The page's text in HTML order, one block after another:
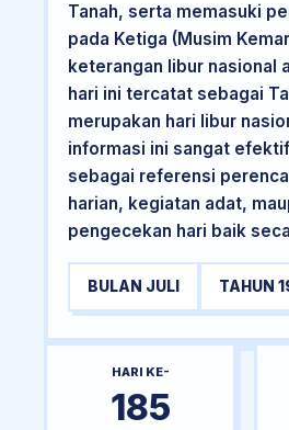
Tanah, serta memasuki
pada Ketiga (Musim
keterangan libur nasional
hari ini tercatat sebagai
merupakan hari libur
informasi ini sangat
sebagai referensi
harian, kegiatan adat,
pengecekan hari baik
BULAN JULI TAHUN
HARI KE-
185